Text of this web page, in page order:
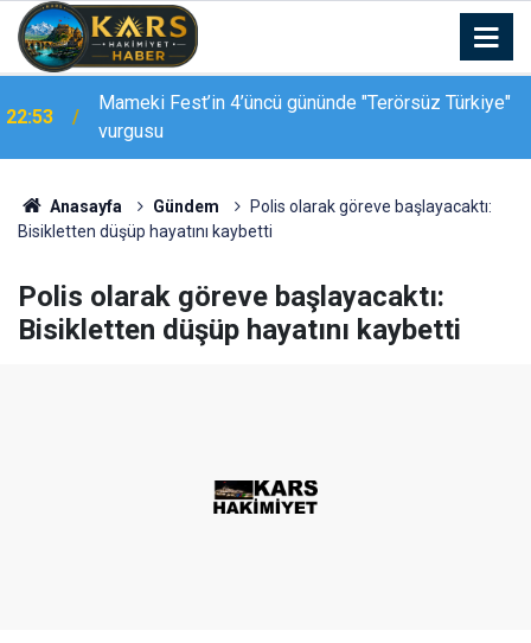
Mameki Fest’in 4’üncü gününde "Terörsüz Türkiye"
vurgusu
22:39
Kars-Akyaka yolcu treni arızalandı, hemzemin
geçitte araç kuyruğu oluştu
Anasayfa Gündem
Polis olarak göreve başlayacaktı:
Bisikletten düşüp hayatını kaybetti
Polis olarak göreve başlayacaktı:
Bisikletten düşüp hayatını kaybetti